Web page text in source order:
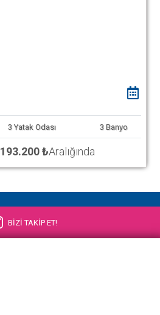
3 Yatak Odası 3 Banyo
193.200 ₺Aralığında
BİZİ TAKİP ET!